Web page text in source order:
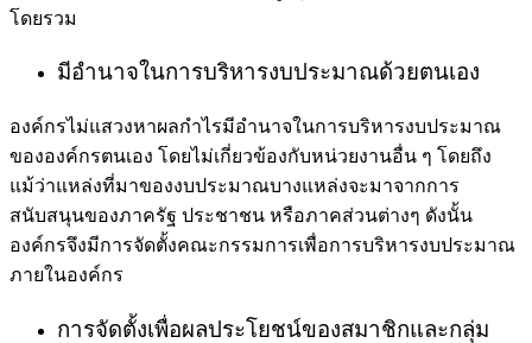
โดยรวม
มีอำนาจในการบริหารงบประมาณด้วยตนเอง
องค์กรไม่แสวงหาผลกำไรมีอำนาจในการบริหารงบประมาณ
ขององค์กรตนเอง โดยไม่เกี่ยวข้องกับหน่วยงานอื่น ๆ โดยถึง
แม้ว่าแหล่งที่มาของงบประมาณบางแหล่งจะมาจากการ
สนับสนุนของภาครัฐ ประชาชน หรือภาคส่วนต่างๆ ดังนั้น
องค์กรจึงมีการจัดตั้งคณะกรรมการเพื่อการบริหารงบประมาณ
ภายในองค์กร
การจัดตั้งเพื่อผลประโยชน์ของสมาชิกและกลุ่ม